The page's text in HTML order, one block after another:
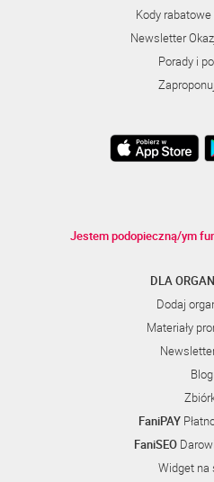
Kody
Newsletter
Porady i
Jestem podopieczną/ym
DLA
Dodaj
Materiały
Blog
FaniPAY
FaniSEO
Widget na